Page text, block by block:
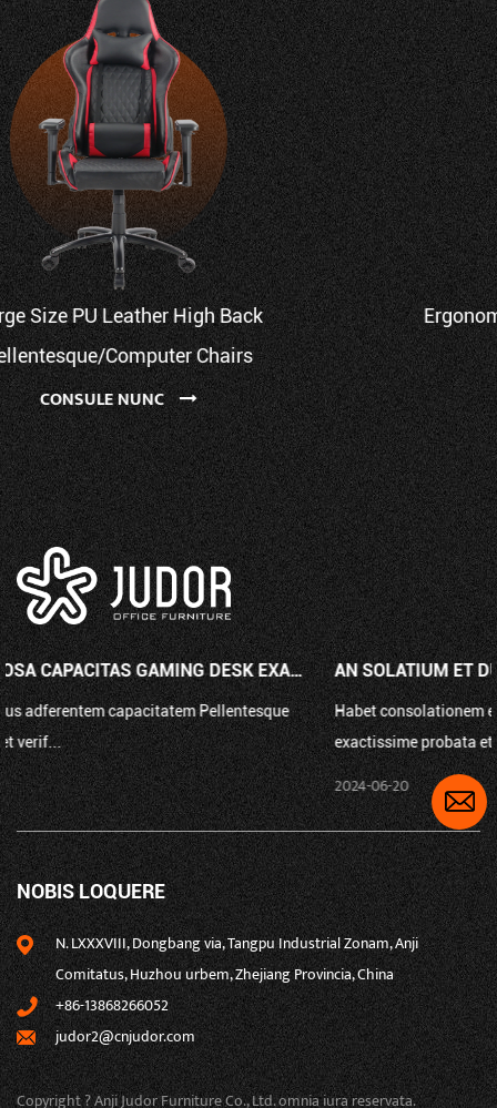
Ergonomic PU Cathedra Gaming Cum Novifacta PU
Armrest
CONSULE NUNC
AN SOLATIUM ET DURABILITAS IN CATHEDRA PU GAMING OFFICII STR...
Habet consolationem et firmitatem PU Gaming Office Cathedra
exactissime probata et verific...
2024-06-20
NOBIS LOQUERE
N. LXXXVIII, Dongbang via, Tangpu Industrial Zonam, Anji
Comitatus, Huzhou urbem, Zhejiang Provincia, China
+86-13868266052
judor2@cnjudor.com
Copyright ? Anji Judor Furniture Co., Ltd. omnia iura reservata.